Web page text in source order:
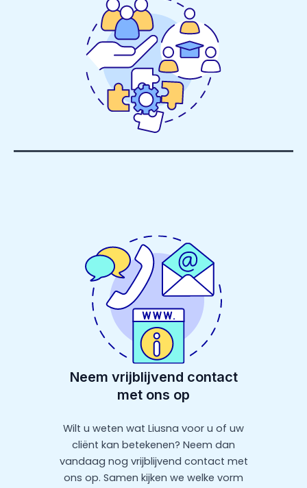
Neem vrijblijvend contact
met ons op
Wilt u weten wat Liusna voor u of uw
cliënt kan betekenen? Neem dan
vandaag nog vrijblijvend contact met
ons op. Samen kijken we welke vorm